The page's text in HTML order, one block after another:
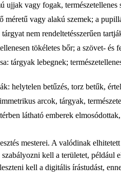
ujjak vagy fogak, természetellenes
méretű vagy alakú szemek; a
nem rendeltetésszerűen
tökéletes bőr; a szövet-
tárgyak lebegnek;
helytelen betűzés, torz betűk,
arcok, tárgyak,
látható emberek
mesterei. A valódinak
kell a területet, például
kell a digitális írástudást,